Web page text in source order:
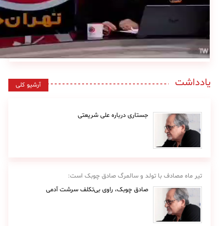
یادداشت آرشیو کلی
جستاری درباره علی شریعتی
تیر ماه مصادف با تولد و سالمرگ صادق چوبک است:
صادق چوبک، راوی بی‌تکلف سرشت آدمی